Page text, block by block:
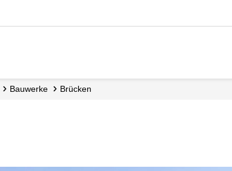
Bauwerke Brücken